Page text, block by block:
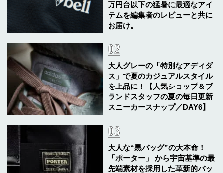
万円台以下の猛暑に最適なアイ
テムを編集者のレビューと共に
お届け。
大人グレーの「特別なアディダ
ス」で夏のカジュアルスタイル
を上品に！【人気ショップ＆ブ
ランドスタッフの夏の毎日更新
スニーカースナップ／DAY6】
大人な“黒バッグ”の大本命！
「ポーター」 から宇宙基準の最
先端素材を採用した革新的バッ